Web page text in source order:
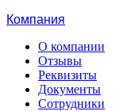
Компания
О компании
Отзывы
Реквизиты
Документы
Сотрудники